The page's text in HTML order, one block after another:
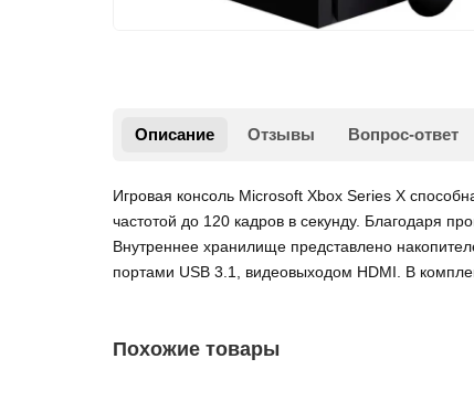
Описание Отзывы Вопрос-ответ
Игровая консоль Microsoft Xbox Series X
частотой до 120 кадров в секунду. Благодаря
Внутреннее хранилище представлено
портами USB 3.1, видеовыходом HDMI. В
Похожие товары